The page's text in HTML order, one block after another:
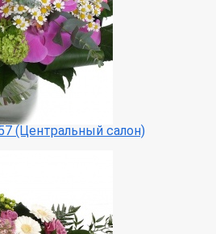
(Центральный салон)